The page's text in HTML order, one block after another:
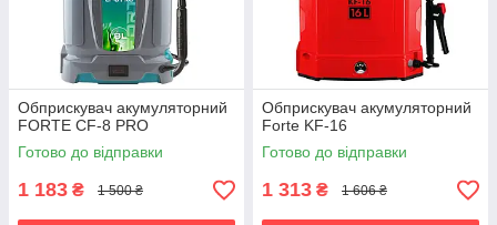
Обприскувач акумуляторний
FORTE CF-8 PRO
Готово до відправки
1 183 ₴ 1 500 ₴
Обприскувач акумуляторний
Forte KF-16
Готово до відправки
1 313 ₴ 1 606 ₴